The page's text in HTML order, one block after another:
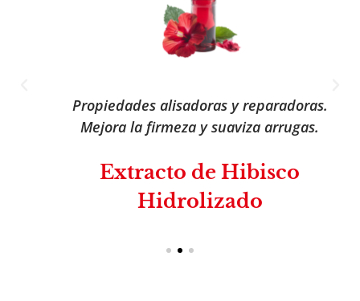
Propiedades alisadoras y reparadoras.
Mejora la firmeza y suaviza arrugas.
Extracto de Hibisco
Hidrolizado